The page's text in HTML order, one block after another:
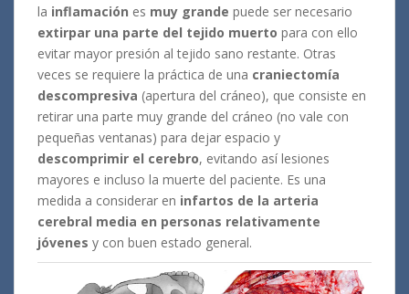
la inflamación es muy grande puede ser necesario
extirpar una parte del tejido muerto para con ello
evitar mayor presión al tejido sano restante. Otras
veces se requiere la práctica de una craniectomía
descompresiva (apertura del cráneo), que consiste en
retirar una parte muy grande del cráneo (no vale con
pequeñas ventanas) para dejar espacio y
descomprimir el cerebro, evitando así lesiones
mayores e incluso la muerte del paciente. Es una
medida a considerar en infartos de la arteria
cerebral media en personas relativamente
jóvenes y con buen estado general.